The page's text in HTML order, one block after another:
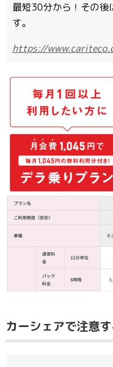
最短30分から！その後
す。
https://
カーシェアで注意